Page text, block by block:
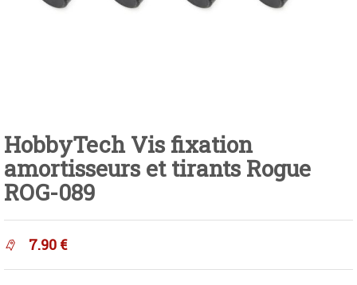
HobbyTech Vis fixation
amortisseurs et tirants Rogue
ROG-089
7.90 €